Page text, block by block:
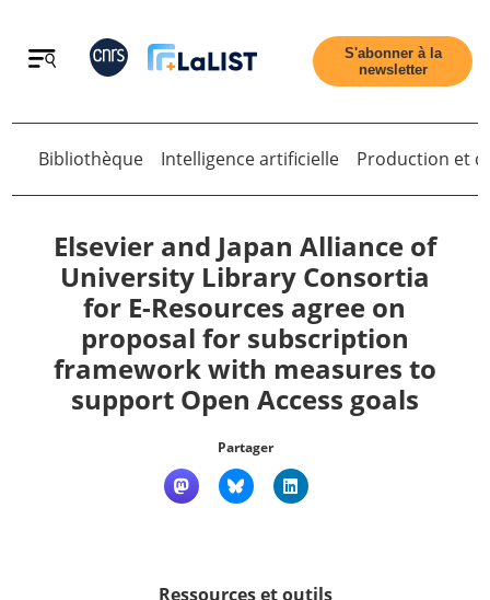
Retour
Tous les articles
S'abonner à la
newsletter
Retour
Bibliothèque Intelligence artificielle Production et
Elsevier and Japan Alliance of
University Library Consortia
for E-Resources agree on
proposal for subscription
framework with measures to
support Open Access goals
Partager
Ressources et outils